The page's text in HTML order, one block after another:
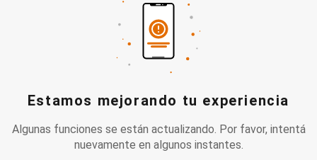
Estamos mejorando tu experiencia
Algunas funciones se están actualizando. Por favor, intentá
nuevamente en algunos instantes.